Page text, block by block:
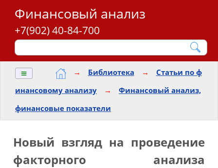
Финансовый анализ
+7(902) 40-84-700
≡ → Библиотека →
Статьи по ф
инансовому анализу
→
Финансовый анализ,
финансовые показатели
Новый взгляд на проведение
факторного анализа